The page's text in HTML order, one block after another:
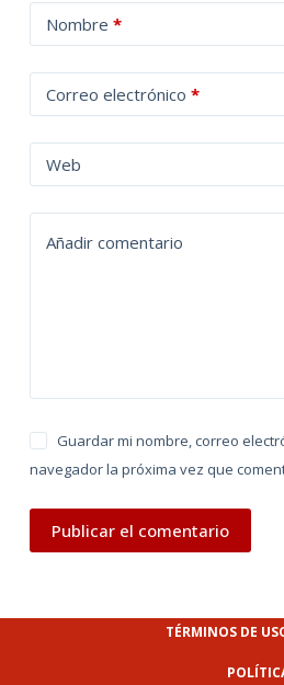
Nombre *
Correo electrónico *
Web
Añadir comentario
Guardar mi nombre, correo
navegador la próxima vez que
Publicar el comentario
l
t
a
t
TÉRMINOS DE